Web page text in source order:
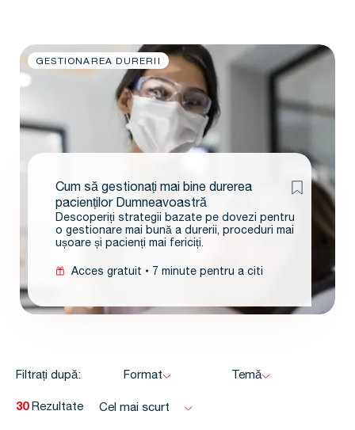
GESTIONAREA DURERII
Cum să gestionați mai bine durerea
pacienților Dumneavoastră
Descoperiți strategii bazate pe dovezi pentru
o gestionare mai bună a durerii, proceduri mai
ușoare și pacienți mai fericiți.
Acces gratuit 7 minute pentru a citi
Filtrați după: Format Temă
30 Rezultate Cel mai scurt